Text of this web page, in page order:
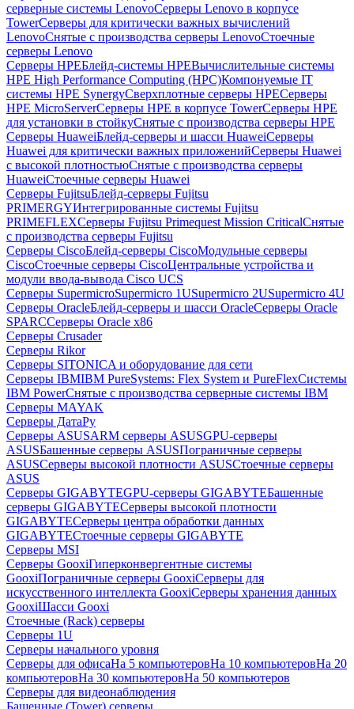
серверные системы LenovoСерверы Lenovo в корпусе
TowerСерверы для критически важных вычислений
LenovoСнятые с производства серверы LenovoСтоечные
серверы Lenovo
Серверы HPEБлейд-системы HPEВычислительные системы
HPE High Performance Computing (HPC)Компонуемые IT
системы HPE SynergyСверхплотные серверы HPEСерверы
HPE MicroServerСерверы HPE в корпусе TowerСерверы HPE
для установки в стойкуСнятые с производства серверы HPE
Серверы HuaweiБлейд-серверы и шасси HuaweiСерверы
Huawei для критически важных приложенийСерверы Huawei
с высокой плотностьюСнятые с производства серверы
HuaweiСтоечные серверы Huawei
Серверы FujitsuБлейд-серверы Fujitsu
PRIMERGYИнтегрированные системы Fujitsu
PRIMEFLEXСерверы Fujitsu Primequest Mission CriticalСнятые
с производства серверы Fujitsu
Серверы CiscoБлейд-серверы CiscoМодульные серверы
CiscoСтоечные серверы CiscoЦентральные устройства и
модули ввода-вывода Cisco UCS
Серверы SupermicroSupermicro 1USupermicro 2USupermicro 4U
Серверы OracleБлейд-серверы и шасси OracleСерверы Oracle
SPARCСерверы Oracle x86
Серверы Crusader
Серверы Rikor
Серверы SITONICA и оборудование для сети
Серверы IBMIBM PureSystems: Flex System и PureFlexСистемы
IBM PowerСнятые с производства серверные системы IBM
Серверы MAYAK
Серверы ДатаРу
Серверы ASUSARM серверы ASUSGPU-серверы
ASUSБашенные серверы ASUSПограничные серверы
ASUSСерверы высокой плотности ASUSСтоечные серверы
ASUS
Серверы GIGABYTEGPU-серверы GIGABYTEБашенные
серверы GIGABYTEСерверы высокой плотности
GIGABYTEСерверы центра обработки данных
GIGABYTEСтоечные серверы GIGABYTE
Серверы MSI
Серверы GooxiГиперконвергентные системы
GooxiПограничные серверы GooxiСерверы для
искусственного интеллекта GooxiСерверы хранения данных
GooxiШасси Gooxi
Стоечные (Rack) серверы
Серверы 1U
Серверы начального уровня
Серверы для офисаНа 5 компьютеровНа 10 компьютеровНа 20
компьютеровНа 30 компьютеровНа 50 компьютеров
Серверы для видеонаблюдения
Башенные (Tower) серверы